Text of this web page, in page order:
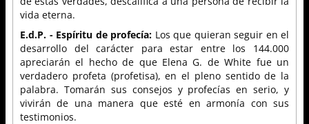
vida eterna.
E.d.P. - Espíritu de profecía: Los que quieran seguir en el
desarrollo del carácter para estar entre los 144.000
apreciarán el hecho de que Elena G. de White fue un
verdadero profeta (profetisa), en el pleno sentido de la
palabra. Tomarán sus consejos y profecías en serio, y
vivirán de una manera que esté en armonía con sus
testimonios.